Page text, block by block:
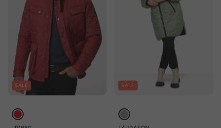
SALE SALE